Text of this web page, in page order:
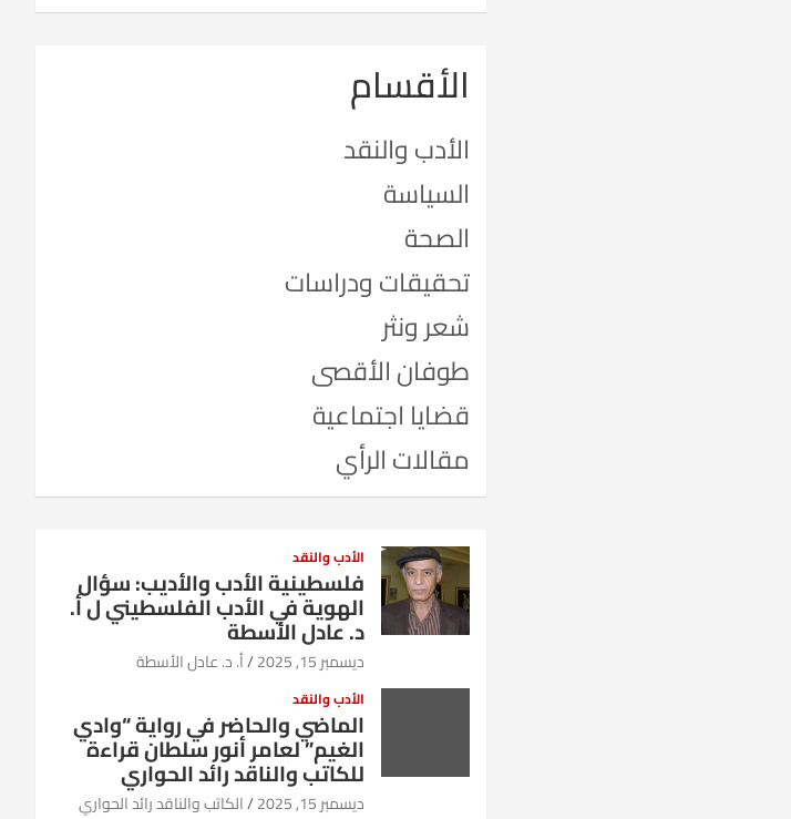
الأقسام
الأدب والنقد
السياسة
الصحة
تحقيقات ودراسات
شعر ونثر
طوفان الأقصى
قضايا اجتماعية
مقالات الرأي
الأدب والنقد
فلسطينية الأدب والأديب: سؤال
الهوية في الأدب الفلسطيني ل أ.
د. عادل الأسطة
ديسمبر 15, 2025 أ. د. عادل الأسطة
الأدب والنقد
الماضي والحاضر في رواية “وادي
الغيم” لعامر أنور سلطان قراءة
للكاتب والناقد رائد الحواري
ديسمبر 15, 2025 الكاتب والناقد رائد الحواري